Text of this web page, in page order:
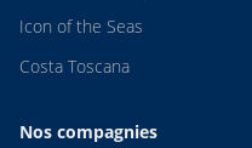
Icon of the Seas
Costa Toscana
Nos compagnies